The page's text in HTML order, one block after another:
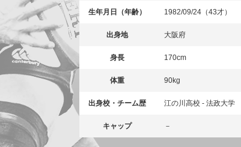
生年月日（年齢） 1982/09/24（43才）
出身地 大阪府
身長 170cm
体重 90kg
出身校・チーム歴 江の川高校 - 法政大学
キャップ －